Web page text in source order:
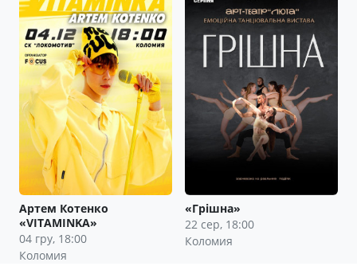
Артем Котенко
«VITAMINKA»
04 гру, 18:00
Коломия
«Грішна»
22 сер, 18:00
Коломия